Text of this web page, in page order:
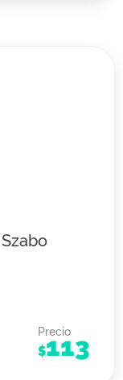
Precio
$113